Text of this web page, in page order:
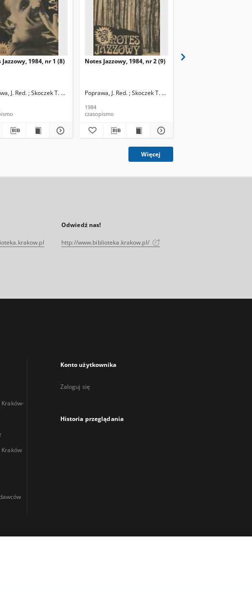
Jazzowy, 1984, nr 1 (8)
J. Red. ; Skoczek T. Red.
Notes Jazzowy, 1984, nr 2 (9)
Poprawa, J. Red. ; Skoczek T. Red.
1984
czasopismo
Więcej
Odwiedź nas!
http://www.biblioteka.krakow.pl/
Konto użytkownika
Zaloguj się
Historia przeglądania